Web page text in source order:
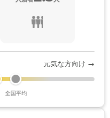
元気な方向け →
全国平均